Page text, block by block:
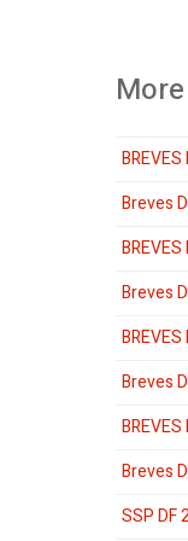
Breves
Breves
Breves
Breves
SSP DF